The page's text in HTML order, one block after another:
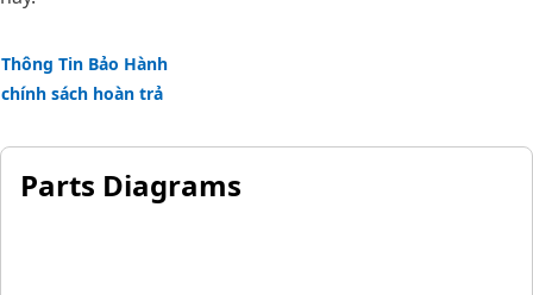
Thông Tin Bảo Hành
chính sách hoàn trả
Parts Diagrams